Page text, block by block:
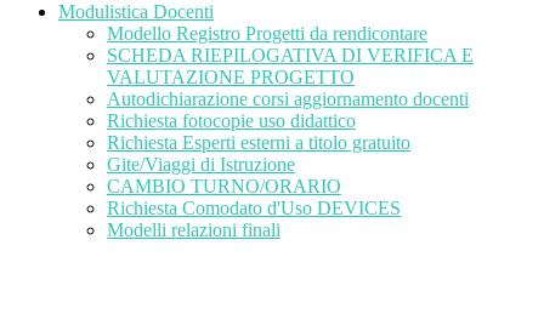
Modulistica Docenti
Modello Registro Progetti da rendicontare
SCHEDA RIEPILOGATIVA DI VERIFICA E
VALUTAZIONE PROGETTO
Autodichiarazione corsi aggiornamento docenti
Richiesta fotocopie uso didattico
Richiesta Esperti esterni a titolo gratuito
Gite/Viaggi di Istruzione
CAMBIO TURNO/ORARIO
Richiesta Comodato d'Uso DEVICES
Modelli relazioni finali